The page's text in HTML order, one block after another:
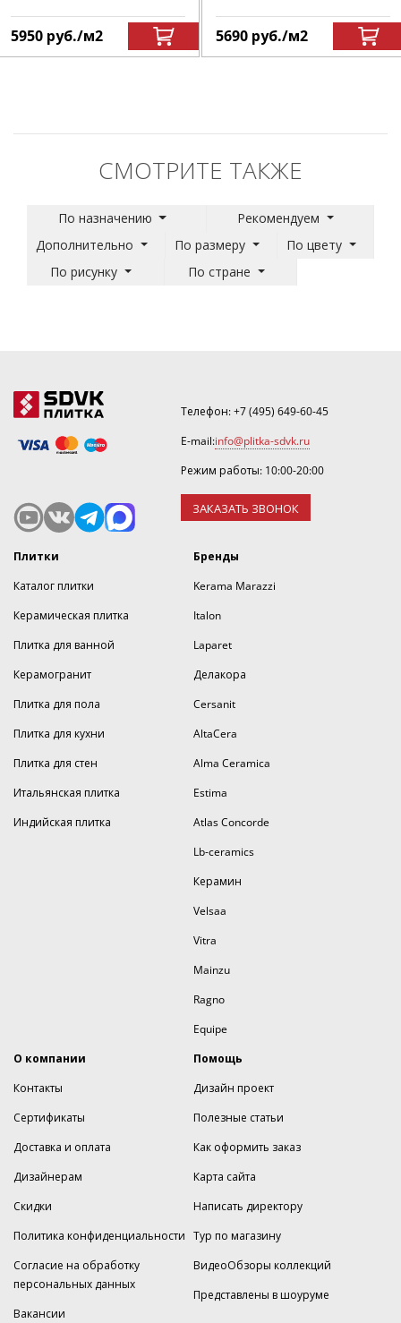
5950 руб./м2 5690 руб./м2
СМОТРИТЕ ТАКЖЕ
По назначению
Рекомендуем
Дополнительно
По размеру
По цвету
По рисунку
По стране
Телефон:+7 (495) 649-60-45
E-mail:info@plitka-sdvk.ru
Режим работы: 10:00-20:00
ЗАКАЗАТЬ ЗВОНОК
Плитки
Каталог плитки
Керамическая плитка
Плитка для ванной
Керамогранит
Плитка для пола
Плитка для кухни
Плитка для стен
Итальянская плитка
Индийская плитка
Бренды
Kerama Marazzi
Italon
Laparet
Делакора
Cersanit
AltaCera
Alma Ceramica
Estima
Atlas Concorde
Lb-ceramics
Керамин
Velsaa
Vitra
Mainzu
Ragno
Equipe
О компании
Контакты
Сертификаты
Доставка и оплата
Дизайнерам
Скидки
Политика конфиденциальности
Согласие на обработку
персональных данных
Вакансии
Помощь
Дизайн проект
Полезные статьи
Как оформить заказ
Карта сайта
Написать директору
Тур по магазину
ВидеоОбзоры коллекций
Представлены в шоуруме